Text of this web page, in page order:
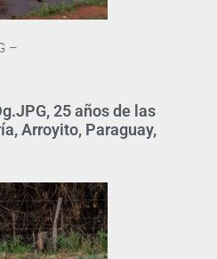
–
25 años de las
Arroyito, Paraguay,